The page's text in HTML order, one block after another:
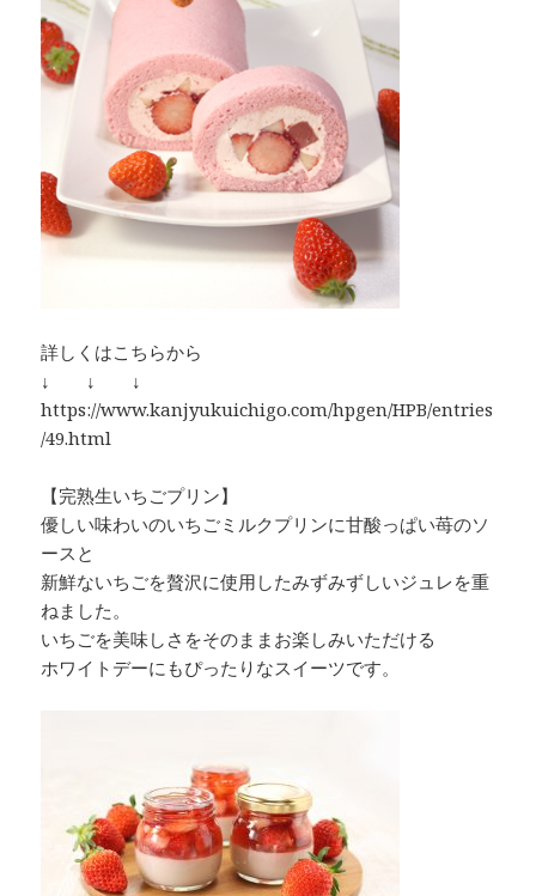
詳しくはこちらから
↓ ↓ ↓
https://www.kanjyukuichigo.com/hpgen/HPB/entries
/49.html
【完熟生いちごプリン】
優しい味わいのいちごミルクプリンに甘酸っぱい苺のソ
ースと
新鮮ないちごを贅沢に使用したみずみずしいジュレを重
ねました。
いちごを美味しさをそのままお楽しみいただける
ホワイトデーにもぴったりなスイーツです。